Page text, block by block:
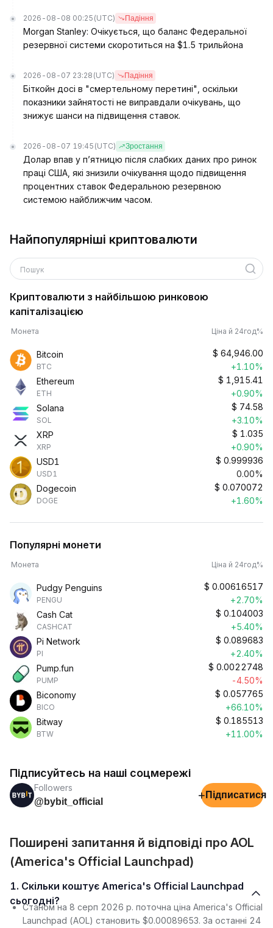
2026-08-08 00:25 (UTC) Падіння
Morgan Stanley: Очікується, що баланс Федеральної
резервної системи скоротиться на $1.5 трильйона
2026-08-07 23:28 (UTC) Падіння
Біткойн досі в "смертельному перетині", оскільки
показники зайнятості не виправдали очікувань, що
знижує шанси на підвищення ставок.
2026-08-07 19:45 (UTC) Зростання
Долар впав у п’ятницю після слабких даних про ринок
праці США, які знизили очікування щодо підвищення
процентних ставок Федеральною резервною
системою найближчим часом.
Найпопулярніші криптовалюти
Пошук
Криптовалюти з найбільшою ринковою
капіталізацією
Монета Ціна й 24год%
Bitcoin
BTC
$ 64,946.00
+1.10%
Ethereum
ETH
$ 1,915.41
+0.90%
Solana
SOL
$ 74.58
+3.10%
XRP
XRP
$ 1.035
+0.90%
USD1
USD1
$ 0.999936
0.00%
Dogecoin
DOGE
$ 0.070072
+1.60%
Популярні монети
Монета Ціна й 24год%
Pudgy Penguins
PENGU
$ 0.00616517
+2.70%
Cash Cat
CASHCAT
$ 0.104003
+5.40%
Pi Network
PI
$ 0.089683
+2.40%
Pump.fun
PUMP
$ 0.0022748
-4.50%
Biconomy
BICO
$ 0.057765
+66.10%
Bitway
BTW
$ 0.185513
+11.00%
Підписуйтесь на наші соцмережі
Followers
@bybit_official
+ Підписатися
Поширені запитання й відповіді про AOL
(America's Official Launchpad)
1. Скільки коштує America's Official Launchpad
сьогодні?
Станом на 8 серп 2026 р. поточна ціна America's Official
Launchpad (AOL) становить $0.00089653. За останні 24